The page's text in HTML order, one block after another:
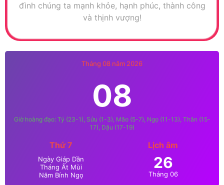
đình chúng ta mạnh khỏe, hạnh phúc, thành công
và thịnh vượng!
Tháng 08 năm 2026
08
Giờ hoàng đạo: Tý (23-1), Sửu (1-3), Mão (5-7), Ngọ (11-13), Thân (15-
17), Dậu (17-19)
Thứ 7
Ngày Giáp Dần
Tháng Ất Mùi
Năm Bính Ngọ
Lịch âm
26
Tháng 06